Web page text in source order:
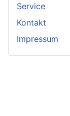
Service
Kontakt
Impressum